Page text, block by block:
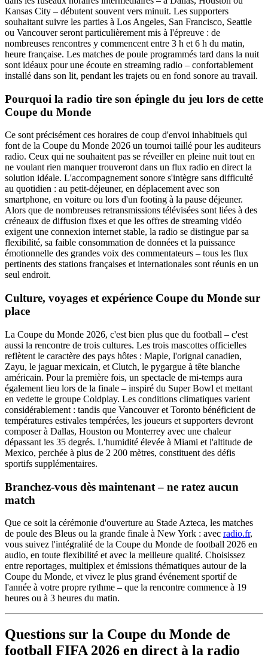
Kansas City – débutent souvent vers minuit. Les supporters
souhaitant suivre les parties à Los Angeles, San Francisco, Seattle
ou Vancouver seront particulièrement mis à l'épreuve : de
nombreuses rencontres y commencent entre 3 h et 6 h du matin,
heure française. Les matches de poule programmés tard dans la nuit
sont idéaux pour une écoute en streaming radio – confortablement
installé dans son lit, pendant les trajets ou en fond sonore au travail.
Pourquoi la radio tire son épingle du jeu lors de cette
Coupe du Monde
Ce sont précisément ces horaires de coup d'envoi inhabituels qui
font de la Coupe du Monde 2026 un tournoi taillé pour les auditeurs
radio. Ceux qui ne souhaitent pas se réveiller en pleine nuit tout en
ne voulant rien manquer trouveront dans un flux radio en direct la
solution idéale. L'accompagnement sonore s'intègre sans difficulté
au quotidien : au petit-déjeuner, en déplacement avec son
smartphone, en voiture ou lors d'un footing à la pause déjeuner.
Alors que de nombreuses retransmissions télévisées sont liées à des
créneaux de diffusion fixes et que les offres de streaming vidéo
exigent une connexion internet stable, la radio se distingue par sa
flexibilité, sa faible consommation de données et la puissance
émotionnelle des grandes voix des commentateurs – tous les flux
pertinents des stations françaises et internationales sont réunis en un
seul endroit.
Culture, voyages et expérience Coupe du Monde sur
place
La Coupe du Monde 2026, c'est bien plus que du football – c'est
aussi la rencontre de trois cultures. Les trois mascottes officielles
reflètent le caractère des pays hôtes : Maple, l'orignal canadien,
Zayu, le jaguar mexicain, et Clutch, le pygargue à tête blanche
américain. Pour la première fois, un spectacle de mi-temps aura
également lieu lors de la finale – inspiré du Super Bowl et mettant
en vedette le groupe Coldplay. Les conditions climatiques varient
considérablement : tandis que Vancouver et Toronto bénéficient de
températures estivales tempérées, les joueurs et supporters devront
composer à Dallas, Houston ou Monterrey avec une chaleur
dépassant les 35 degrés. L'humidité élevée à Miami et l'altitude de
Mexico, perchée à plus de 2 200 mètres, constituent des défis
sportifs supplémentaires.
Branchez-vous dès maintenant – ne ratez aucun
match
Que ce soit la cérémonie d'ouverture au Stade Azteca, les matches
de poule des Bleus ou la grande finale à New York : avec radio.fr,
vous suivez l'intégralité de la Coupe du Monde de football 2026 en
audio, en toute flexibilité et avec la meilleure qualité. Choisissez
entre reportages, multiplex et émissions thématiques autour de la
Coupe du Monde, et vivez le plus grand événement sportif de
l'année à votre propre rythme – que la rencontre commence à 19
heures ou à 3 heures du matin.
Questions sur la Coupe du Monde de
football FIFA 2026 en direct à la radio